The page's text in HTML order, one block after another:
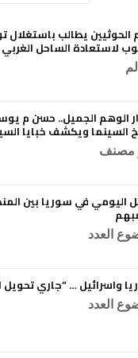
الحوثيين يطالب باستغلال
لاستعادة الساحل الغربي
الوهم الجميل.. حسن م
السينما ويكشف خبايا
مصنف
اليومي في سوريا بين
العدد
واسرائيل … “جاري تحويل
العدد